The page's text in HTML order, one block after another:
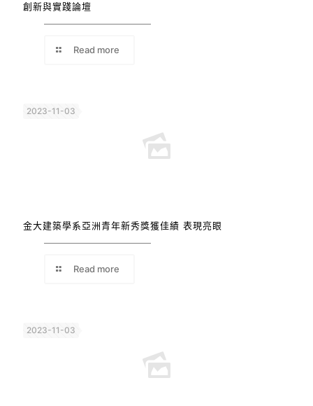
創新與實踐論壇
Read more
2023-11-03
金大建築學系亞洲青年新秀獎獲佳績 表現亮眼
Read more
2023-11-03